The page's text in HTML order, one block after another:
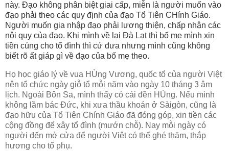
này. Đạo không phân biệt giai cấp, miễn là người muốn vào
đạo phải theo các quy định của đạo Tổ Tiên CHính Giáo.
Người muốn gia nhập đạo phải lương thiện, chấp nhận các
nội quy của đạo. Khi mình về lại Đà Lạt thì bố mẹ mình xin
tiền cúng cho tổ đình thì cứ đưa nhưng mình cũng không
biết rõ ất giáp gì về đạo của bố mẹ theo.
Họ học giáo lý về vua HÙng Vương, quốc tổ của người Việt
nên tổ chức ngày giỗ tổ mỗi năm vào ngày 10 tháng 3 âm
lịch. Ngoài Bôn Sa, mình thấy có cái đền HÙng. Nếu mình
không lầm bác Đức, khi xưa thầu khoán ở Sàigòn, cũng là
đạo hữu của Tổ Tiên Chính Giáo đã đóng góp, xin tiền các
cộng đồng để xây tổ đình (mướn chỗ). Nay mỗi ngày có
người đến mở cửa để người Việt có thể ghé thăm, thắp
hương cho tổ phụ.